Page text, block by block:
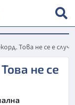
Това не се е
не се